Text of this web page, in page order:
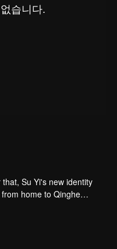
습니다.
Su Yi's new identity
he awakened the